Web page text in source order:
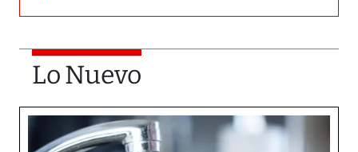
Lo Nuevo